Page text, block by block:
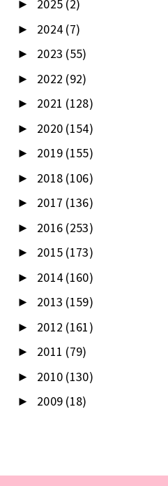
► 2025 (2)
► 2024 (7)
► 2023 (55)
► 2022 (92)
► 2021 (128)
► 2020 (154)
► 2019 (155)
► 2018 (106)
► 2017 (136)
► 2016 (253)
► 2015 (173)
► 2014 (160)
► 2013 (159)
► 2012 (161)
► 2011 (79)
► 2010 (130)
► 2009 (18)